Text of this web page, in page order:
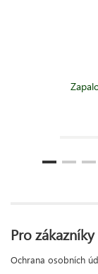
Pro zákazníky
Ochrana osobních